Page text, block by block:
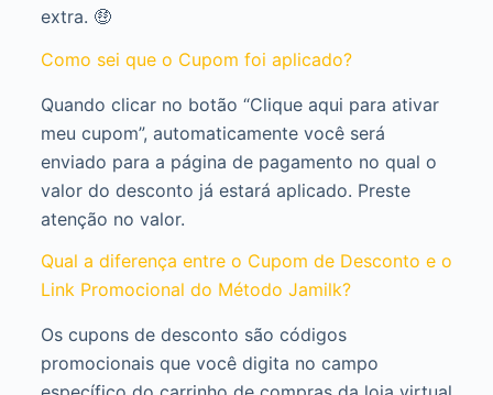
extra. 🤑
Como sei que o Cupom foi aplicado?
Quando clicar no botão “Clique aqui para ativar
meu cupom”, automaticamente você será
enviado para a página de pagamento no qual o
valor do desconto já estará aplicado. Preste
atenção no valor.
Qual a diferença entre o Cupom de Desconto e o
Link Promocional do Método Jamilk?
Os cupons de desconto são códigos
promocionais que você digita no campo